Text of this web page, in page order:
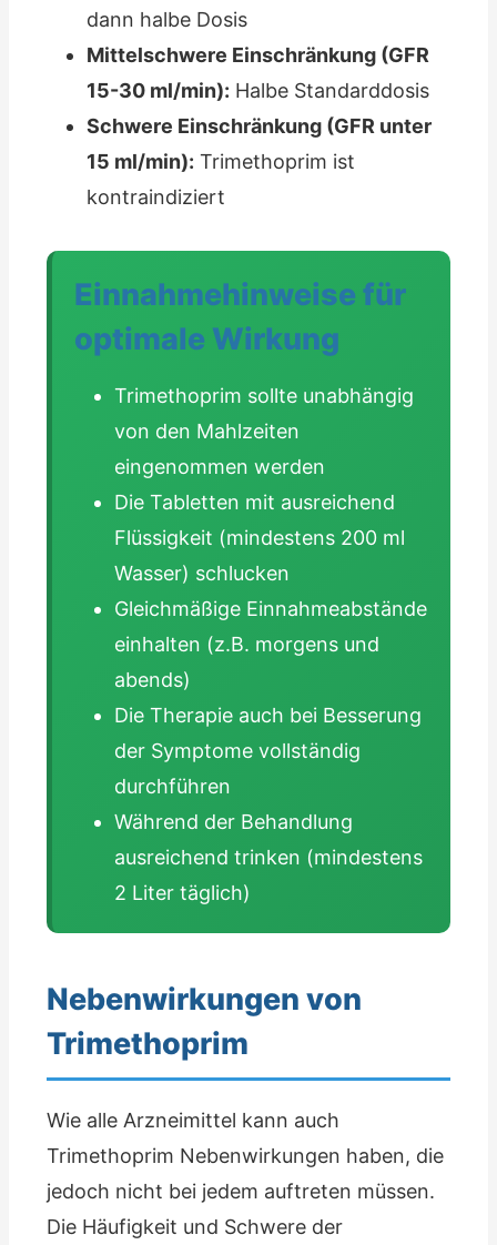
dann halbe Dosis
Mittelschwere Einschränkung (GFR
15-30 ml/min): Halbe Standarddosis
Schwere Einschränkung (GFR unter
15 ml/min): Trimethoprim ist
kontraindiziert
Einnahmehinweise für
optimale Wirkung
Trimethoprim sollte unabhängig
von den Mahlzeiten
eingenommen werden
Die Tabletten mit ausreichend
Flüssigkeit (mindestens 200 ml
Wasser) schlucken
Gleichmäßige Einnahmeabstände
einhalten (z.B. morgens und
abends)
Die Therapie auch bei Besserung
der Symptome vollständig
durchführen
Während der Behandlung
ausreichend trinken (mindestens
2 Liter täglich)
Nebenwirkungen von
Trimethoprim
Wie alle Arzneimittel kann auch
Trimethoprim Nebenwirkungen haben, die
jedoch nicht bei jedem auftreten müssen.
Die Häufigkeit und Schwere der